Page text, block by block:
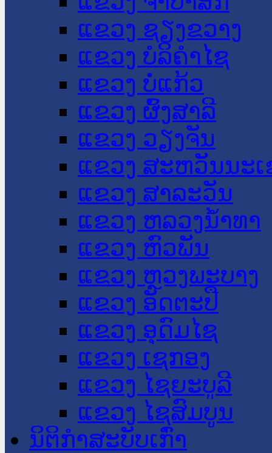
ແຂວງ ຊຽງຂວາງ
ແຂວງ ບໍລິຄໍາໄຊ
ແຂວງ ບໍ່ແກ້ວ
ແຂວງ ຜົ້ງສາລີ
ແຂວງ ວຽງຈັນ
ແຂວງ ສະຫວັນນະ
ແຂວງ ສາລະວັນ
ແຂວງ ຫລວງນໍ້າທາ
ແຂວງ ຫົວພັນ
ແຂວງ ຫຼວງພະບາງ
ແຂວງ ອັດຕະປື
ແຂວງ ອຸດົມໄຊ
ແຂວງ ເຊກອງ
ແຂວງ ໄຊຍະບູລີ
ແຂວງ ໄຊສົມບູນ
ນິຕິກໍາສະບັບເກົ່າ